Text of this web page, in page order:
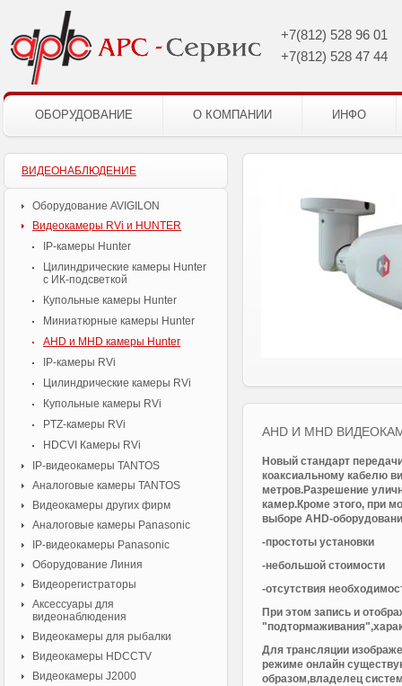
+7(812) 528 96 01
+7(812) 528 47 44
ОБОРУДОВАНИЕ О КОМПАНИИ ИНФО
ВИДЕОНАБЛЮДЕНИЕ
Оборудование AVIGILON
Видеокамеры RVi и HUNTER
IP-камеры Hunter
Цилиндрические камеры Hunter
с ИК-подсветкой
Купольные камеры Hunter
Миниатюрные камеры Hunter
AHD и MHD камеры Hunter
IP-камеры RVi
Цилиндрические камеры RVi
Купольные камеры RVi
PTZ-камеры RVi
HDCVI Камеры RVi
IP-видеокамеры TANTOS
Аналоговые камеры TANTOS
Видеокамеры других фирм
Аналоговые камеры Panasonic
IP-видеокамеры Panasonic
Оборудование Линия
Видеорегистраторы
Аксессуары для
видеонаблюдения
Видеокамеры для рыбалки
Видеокамеры HDCCTV
Видеокамеры J2000
AHD И MHD
Новый стандарт
коаксиальному кабелю
метров.Разрешение
камер.Кроме этого, при
выборе AHD-
-простоты установки
-небольшой стоимости
-отсутствия
При этом запись и
Для трансляции
режиме онлайн
образом,владелец